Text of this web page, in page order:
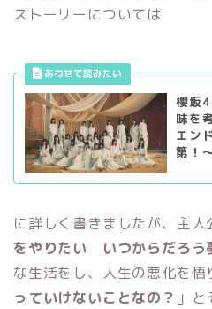
ストーリーについては
櫻坂
味を
エン
第！
に詳しく書きましたが、主人
をやりたい いつからだろう
な生活をし、人生の悪化を悟
っていけないことなの？ 」